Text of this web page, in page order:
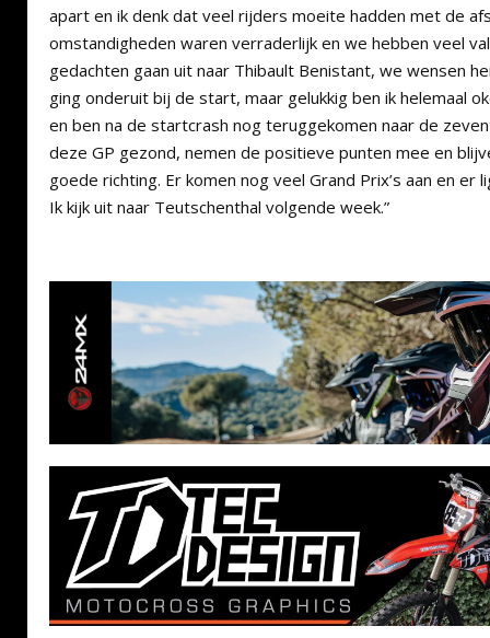
apart en ik denk dat veel rijders moeite hadden met de
omstandigheden waren verraderlijk en we hebben veel
gedachten gaan uit naar Thibault Benistant, we wensen
ging onderuit bij de start, maar gelukkig ben ik helemaal
en ben na de startcrash nog teruggekomen naar de
deze GP gezond, nemen de positieve punten mee en
goede richting. Er komen nog veel Grand Prix’s aan en er
Ik kijk uit naar Teutschenthal volgende week.”